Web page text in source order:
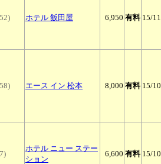
ホテル 飯田屋 6,950 有料 15/11
エース イン 松本 8,000 有料 15/10
ホテル ニュー ステー
ション
6,600 有料 15/10